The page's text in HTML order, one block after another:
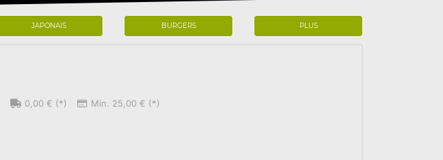
JAPONAIS BURGERS PLUS
0,00 € (*) Min. 25,00 € (*)